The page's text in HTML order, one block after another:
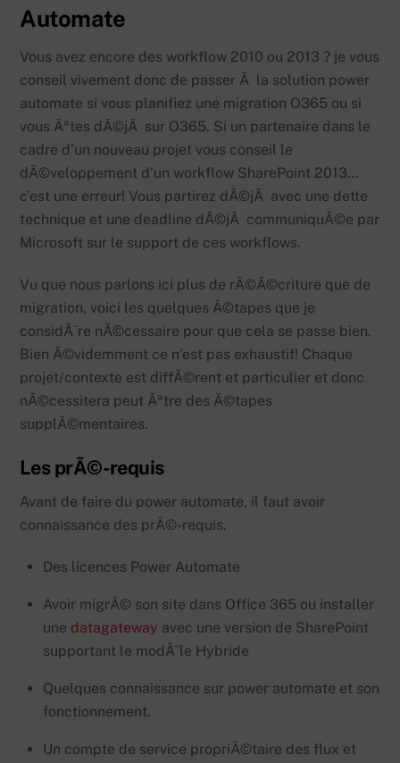
Automate
Vous avez encore des workflow 2010 ou 2013 ? je vous
conseil vivement donc de passer Ã la solution power
automate si vous planifiez une migration O365 ou si
vous Ãªtes dÃ©jÃ sur O365. Si un partenaire dans le
cadre d’un nouveau projet vous conseil le
dÃ©veloppement d’un workflow SharePoint 2013…
c’est une erreur! Vous partirez dÃ©jÃ avec une dette
technique et une deadline dÃ©jÃ communiquÃ©e par
Microsoft sur le support de ces workflows.
Vu que nous parlons ici plus de rÃ©Ã©criture que de
migration, voici les quelques Ã©tapes que je
considÃ¨re nÃ©cessaire pour que cela se passe bien.
Bien Ã©videmment ce n’est pas exhaustif! Chaque
projet/contexte est diffÃ©rent et particulier et donc
nÃ©cessitera peut Ãªtre des Ã©tapes
supplÃ©mentaires.
Les prÃ©-requis
Avant de faire du power automate, il faut avoir
connaissance des prÃ©-requis.
Des licences Power Automate
Avoir migrÃ© son site dans Office 365 ou installer
une datagateway avec une version de SharePoint
supportant le modÃ¨le Hybride
Quelques connaissance sur power automate et son
fonctionnement.
Un compte de service propriÃ©taire des flux et